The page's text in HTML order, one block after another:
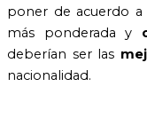
poner de acuerdo
más ponderada y
deberían ser las
nacionalidad.